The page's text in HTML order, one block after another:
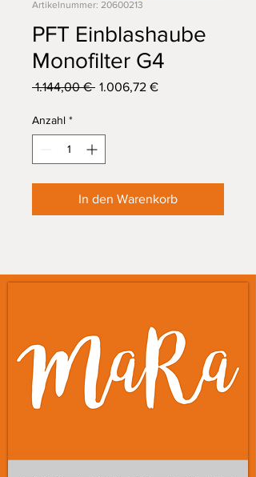
Artikelnummer: 20600213
PFT Einblashaube
Monofilter G4
1.144,00 € Standardpreis
1.006,72 €Sale-
Anzahl *
In den Warenkorb